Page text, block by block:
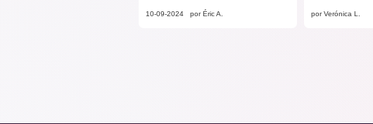
10-09-2024 por Éric A. por Verónica L.